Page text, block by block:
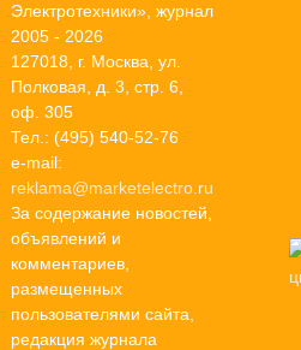
Электротехники», журнал
2005 - 2026
127018, г. Москва, ул.
Полковая, д. 3, стр. 6,
оф. 305
Тел.: (495) 540-52-76
e-mail:
reklama@marketelectro.ru
За содержание новостей,
объявлений и
комментариев,
размещенных
пользователями сайта,
редакция журнала